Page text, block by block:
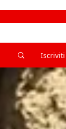
Iscriviti